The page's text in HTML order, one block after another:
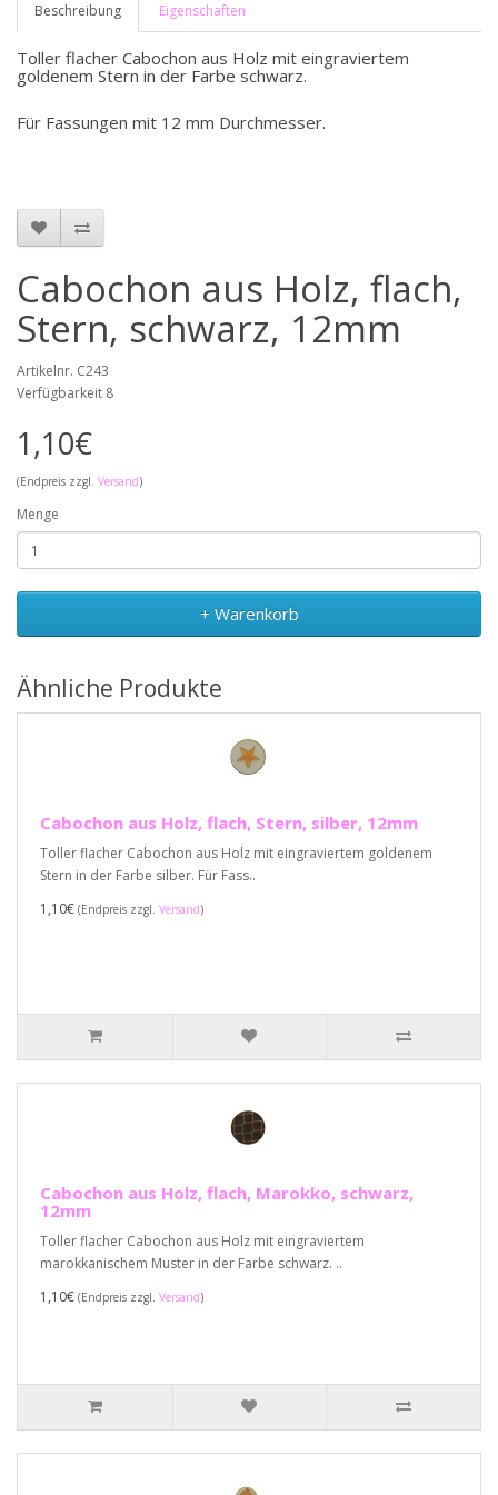
Beschreibung Eigenschaften
Toller flacher Cabochon aus Holz mit eingraviertem
goldenem Stern in der Farbe schwarz.
Für Fassungen mit 12 mm Durchmesser.
Cabochon aus Holz, flach,
Stern, schwarz, 12mm
Artikelnr. C243
Verfügbarkeit 8
1,10€
(Endpreis zzgl. Versand)
Menge
+ Warenkorb
Ähnliche Produkte
Cabochon aus Holz, flach, Stern, silber, 12mm
Toller flacher Cabochon aus Holz mit eingraviertem goldenem
Stern in der Farbe silber. Für Fass..
1,10€ (Endpreis zzgl. Versand)
Cabochon aus Holz, flach, Marokko, schwarz,
12mm
Toller flacher Cabochon aus Holz mit eingraviertem
marokkanischem Muster in der Farbe schwarz. ..
1,10€ (Endpreis zzgl. Versand)